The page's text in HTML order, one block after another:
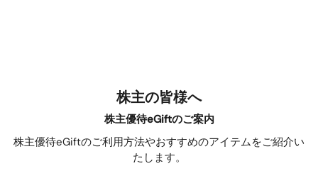
株主の皆様へ
株主優待eGiftのご案内
株主優待eGiftのご利用方法やおすすめのアイテムをご紹介い
たします。